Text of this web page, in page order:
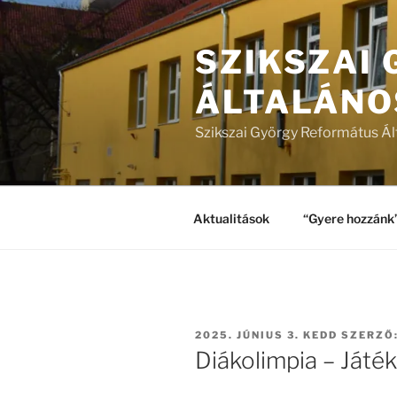
Tartalomhoz
SZIKSZAI
Szikszai György Református
Aktualitások “Gyere
BEKÜLDVE:
2025. JÚNIUS 3. KEDD SZERZŐ:
Diákolimpia –